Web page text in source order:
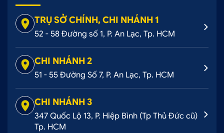
TRỤ SỞ CHÍNH, CHI NHÁNH 1
52 - 58 Đường số 1, P. An Lạc, Tp. HCM
CHI NHÁNH 2
51 - 55 Đường Số 7, P. An Lạc, Tp. HCM
CHI NHÁNH 3
347 Quốc Lộ 13, P. Hiệp Bình (Tp Thủ Đức cũ)
Tp. HCM